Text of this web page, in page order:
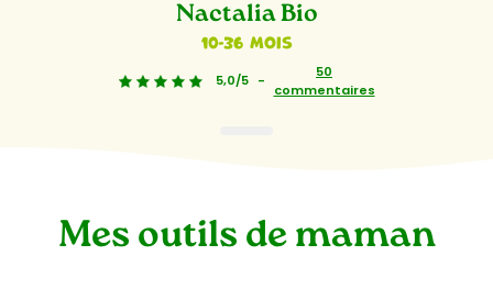
Nactalia Bio
10-36 mois
5,0/5 -
50
commentaires
Mes outils de maman